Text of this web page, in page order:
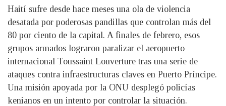
Haití sufre desde hace meses una ola de violencia
desatada por poderosas pandillas que controlan más del
80 por ciento de la capital. A finales de febrero, esos
grupos armados lograron paralizar el aeropuerto
internacional Toussaint Louverture tras una serie de
ataques contra infraestructuras claves en Puerto Príncipe.
Una misión apoyada por la ONU desplegó policías
kenianos en un intento por controlar la situación.